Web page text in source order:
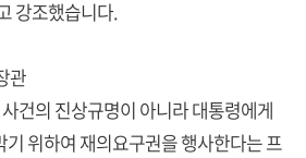
강조했습니다.
관
건의 진상규명이 아니라 대통령에게
위하여 재의요구권을 행사한다는 프